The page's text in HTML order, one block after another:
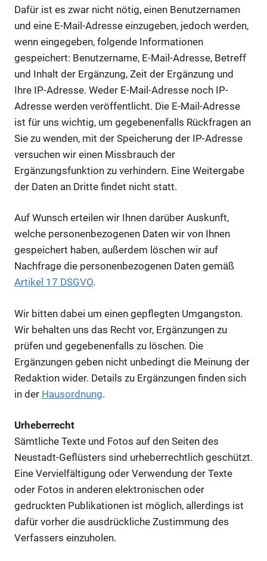
Dafür ist es zwar nicht nötig, einen Benutzernamen
und eine E-Mail-Adresse einzugeben, jedoch werden,
wenn eingegeben, folgende Informationen
gespeichert: Benutzername, E-Mail-Adresse, Betreff
und Inhalt der Ergänzung, Zeit der Ergänzung und
Ihre IP-Adresse. Weder E-Mail-Adresse noch IP-
Adresse werden veröffentlicht. Die E-Mail-Adresse
ist für uns wichtig, um gegebenenfalls Rückfragen an
Sie zu wenden, mit der Speicherung der IP-Adresse
versuchen wir einen Missbrauch der
Ergänzungsfunktion zu verhindern. Eine Weitergabe
der Daten an Dritte findet nicht statt.
Auf Wunsch erteilen wir Ihnen darüber Auskunft,
welche personenbezogenen Daten wir von Ihnen
gespeichert haben, außerdem löschen wir auf
Nachfrage die personenbezogenen Daten gemäß
Artikel 17 DSGVO.
Wir bitten dabei um einen gepflegten Umgangston.
Wir behalten uns das Recht vor, Ergänzungen zu
prüfen und gegebenenfalls zu löschen. Die
Ergänzungen geben nicht unbedingt die Meinung der
Redaktion wider. Details zu Ergänzungen finden sich
in der Hausordnung.
Urheberrecht
Sämtliche Texte und Fotos auf den Seiten des
Neustadt-Geflüsters sind urheberrechtlich geschützt.
Eine Vervielfältigung oder Verwendung der Texte
oder Fotos in anderen elektronischen oder
gedruckten Publikationen ist möglich, allerdings ist
dafür vorher die ausdrückliche Zustimmung des
Verfassers einzuholen.